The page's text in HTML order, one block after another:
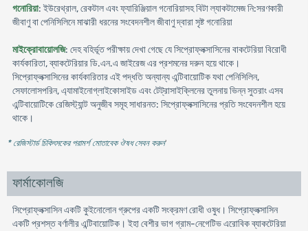
গনোরিয়া: ইউরেথ্রাল, রেকটাল এবং ফ্যারিঞ্জিয়াল গনোরিয়াসহ বিটা ল্যাকটামেজ নি:সরণকারী
জীবাণু বা পেনিসিলিনে মাঝারী ধরনের সংবেদনশীল জীবাণু দ্বারা সৃষ্ট গনোরিয়া
মাইক্রোবায়োলজি: দেহ বহির্ভূত পরীক্ষায় দেখা গেছে যে সিপ্রোফ্লক্সাসিনের বাকটেরিয়া বিরোধী
কার্যকারিতা, ব্যাকটেরিয়ার ডি.এন.এ জাইরেজ এর প্রশমনের দরুন হয়ে থাকে।
সিপ্রোফ্লক্সাসিনের কার্যকারিতার এই পদ্ধতি অন্যান্য এন্টিবায়োটিক যথা পেনিসিলিন,
সেফালোসপরিন, এ্যামাইনোগ্লাইকোসাইড এবং টেট্রাসাইক্লিনের তুলনায় ভিন্ন সুতরাং এসব
এন্টিবায়োটিকে রেজিস্ট্যান্ট অনুজীব সমূহ সাধারনত: সিপ্রোফ্লক্সাসিনের প্রতি সংবেদনশীল হয়ে
থাকে।
* রেজিস্টার্ড চিকিৎসকের পরামর্শ মোতাবেক ঔষধ সেবন করুন'
ফার্মাকোলজি
সিপ্রোফ্লক্সাসিন একটি কুইনোলোন গ্রুপের একটি সংক্রমণ রোধী ওষুধ। সিপ্রোফ্লক্সাসিন
একটি প্রশস্ত বর্ণালীর এন্টিবায়োটিক। ইহা বেশীর ভাগ গ্রাম-নেগেটিভ এরোবিক ব্যাকটেরিয়া